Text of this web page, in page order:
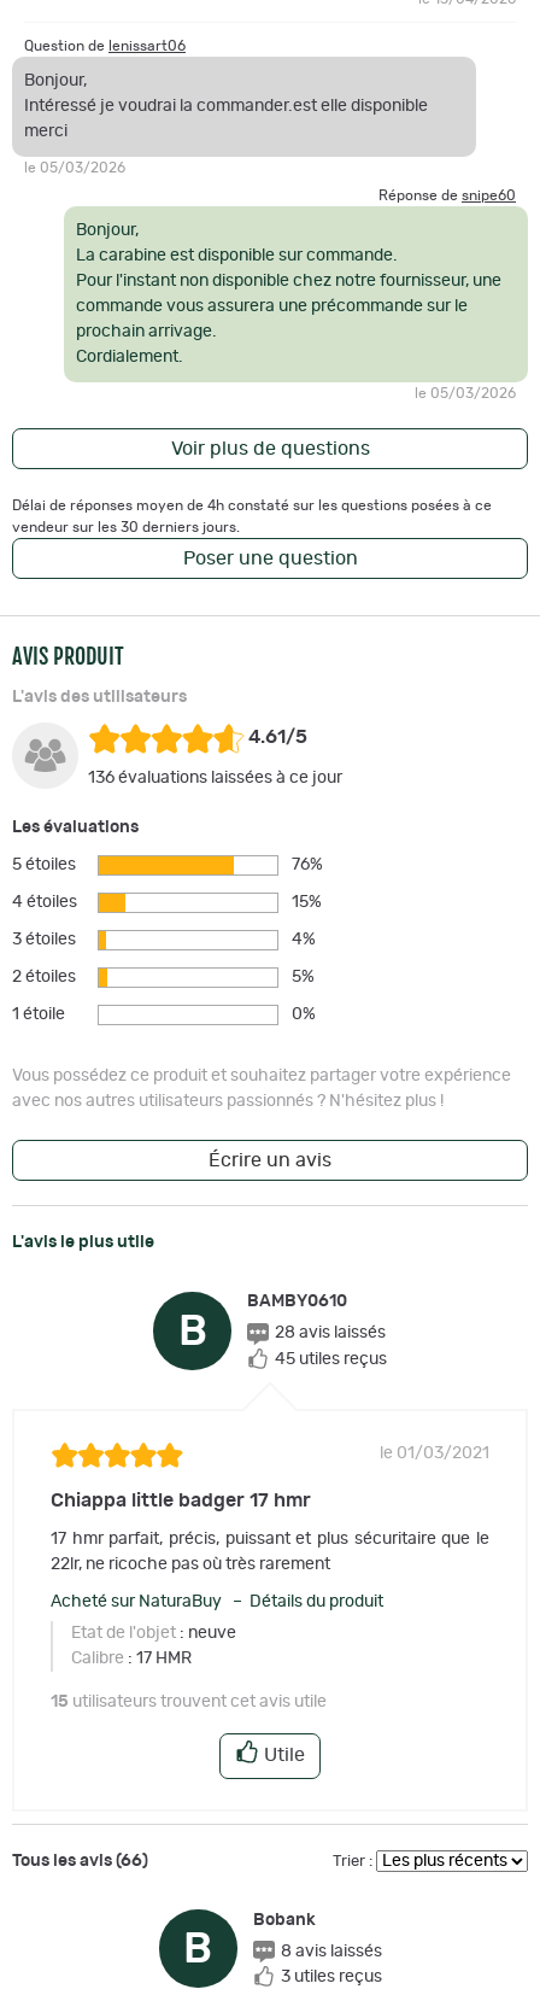
Question de lenissart06
Bonjour,
Intéressé je voudrai la commander.est elle disponible
merci
le 05/03/2026
Réponse de snipe60
Bonjour,
La carabine est disponible sur commande.
Pour l'instant non disponible chez notre fournisseur, une
commande vous assurera une précommande sur le
prochain arrivage.
Cordialement.
le 05/03/2026
Voir plus de questions
Délai de réponses moyen de 4h constaté sur les questions posées à ce
vendeur sur les 30 derniers jours.
Poser une question
AVIS PRODUIT
L'avis des utilisateurs
4.61/5
136 évaluations laissées à ce jour
Les évaluations
5 étoiles 76%
4 étoiles 15%
3 étoiles 4%
2 étoiles 5%
1 étoile 0%
Vous possédez ce produit et souhaitez partager votre expérience
avec nos autres utilisateurs passionnés ? N'hésitez plus !
Écrire un avis
L'avis le plus utile
B
BAMBY0610
28 avis laissés
45 utiles reçus
le 01/03/2021
Chiappa little badger 17 hmr
17 hmr parfait, précis, puissant et plus sécuritaire que le
22lr, ne ricoche pas où très rarement
Acheté sur NaturaBuy – Détails du produit
Etat de l'objet : neuve
Calibre : 17 HMR
15 utilisateurs trouvent cet avis utile
Utile
Tous les avis (66) Trier :
B
Bobank
8 avis laissés
3 utiles reçus